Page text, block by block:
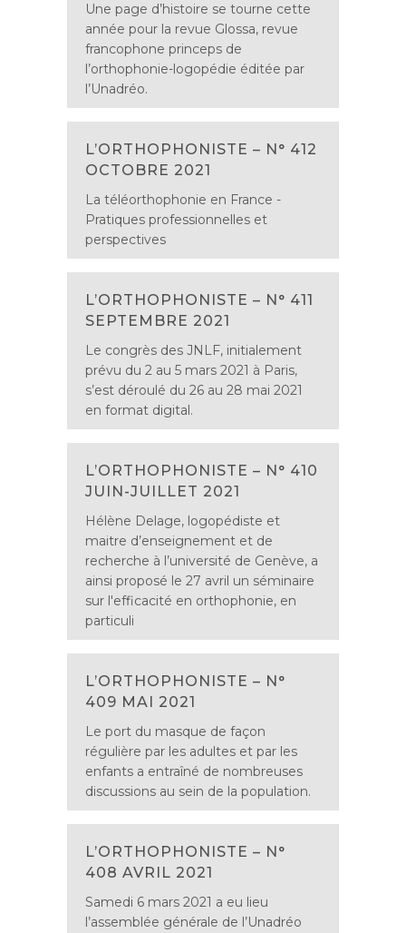
Une page d’histoire se tourne cette
année pour la revue Glossa, revue
francophone princeps de
l’orthophonie-logopédie éditée par
l’Unadréo.
L’ORTHOPHONISTE – N° 412
OCTOBRE 2021
La téléorthophonie en France -
Pratiques professionnelles et
perspectives
L’ORTHOPHONISTE – N° 411
SEPTEMBRE 2021
Le congrès des JNLF, initialement
prévu du 2 au 5 mars 2021 à Paris,
s’est déroulé du 26 au 28 mai 2021
en format digital.
L’ORTHOPHONISTE – N° 410
JUIN-JUILLET 2021
Hélène Delage, logopédiste et
maitre d’enseignement et de
recherche à l’université de Genève, a
ainsi proposé le 27 avril un séminaire
sur l'efficacité en orthophonie, en
particuli
L’ORTHOPHONISTE – N°
409 MAI 2021
Le port du masque de façon
régulière par les adultes et par les
enfants a entraîné de nombreuses
discussions au sein de la population.
L’ORTHOPHONISTE – N°
408 AVRIL 2021
Samedi 6 mars 2021 a eu lieu
l’assemblée générale de l’Unadréo